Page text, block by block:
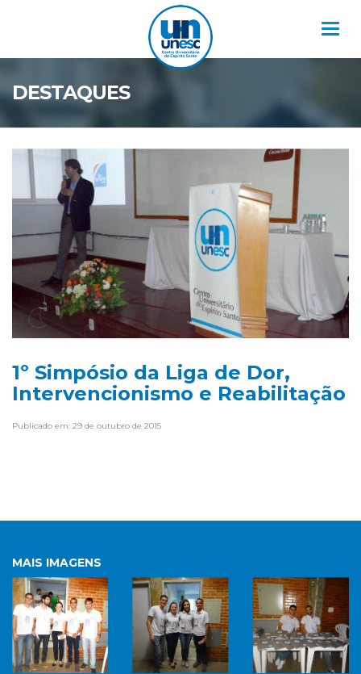
DESTAQUES
1º Simpósio da Liga de Dor,
Intervencionismo e Reabilitação
Publicado em: 29 de outubro de 2015
MAIS IMAGENS